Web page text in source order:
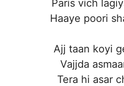
Paris vich
Haaye poori
Ajj taan koyi
Vajjda
Tera hi asar